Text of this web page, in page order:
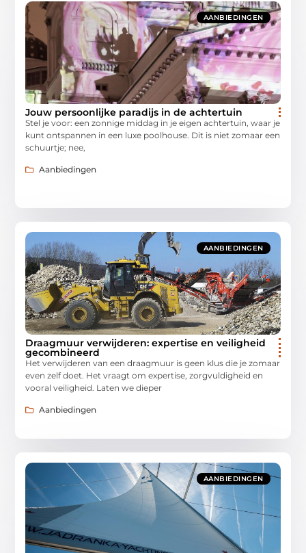
AANBIEDINGEN
Jouw persoonlijke paradijs in de achtertuin
Stel je voor: een zonnige middag in je eigen achtertuin, waar je
kunt ontspannen in een luxe poolhouse. Dit is niet zomaar een
schuurtje; nee,
Aanbiedingen
AANBIEDINGEN
Draagmuur verwijderen: expertise en veiligheid
gecombineerd
Het verwijderen van een draagmuur is geen klus die je zomaar
even zelf doet. Het vraagt om expertise, zorgvuldigheid en
vooral veiligheid. Laten we dieper
Aanbiedingen
AANBIEDINGEN